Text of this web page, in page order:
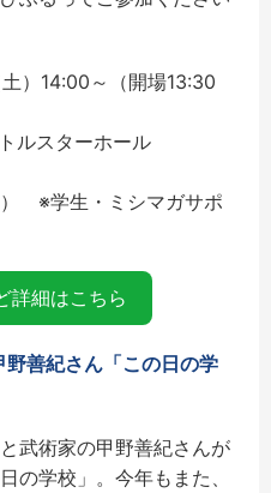
）14:00～（開場13:30
ルスターホール
※学生・ミシマガサポ
詳細はこちら
善紀さん「この日の学
武術家の甲野善紀さんが
の学校」。 今年もまた、